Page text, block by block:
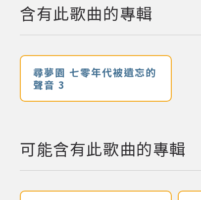
含有此歌曲的專輯
尋夢園 七零年代被遺忘的
聲音 3
可能含有此歌曲的專輯